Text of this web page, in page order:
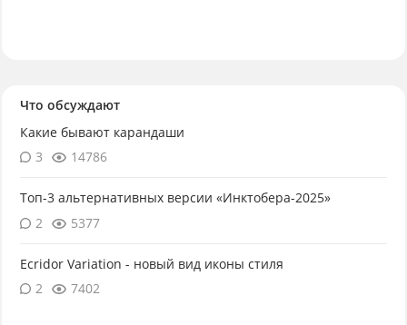
Что обсуждают
Какие бывают карандаши
3
14786
Топ-3 альтернативных версии «Инктобера-2025»
2
5377
Ecridor Variation - новый вид иконы стиля
2
7402